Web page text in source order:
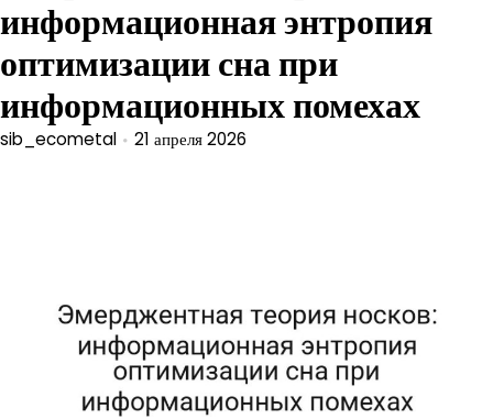
информационная энтропия
оптимизации сна при
информационных помехах
sib_ecometal 21 апреля 2026